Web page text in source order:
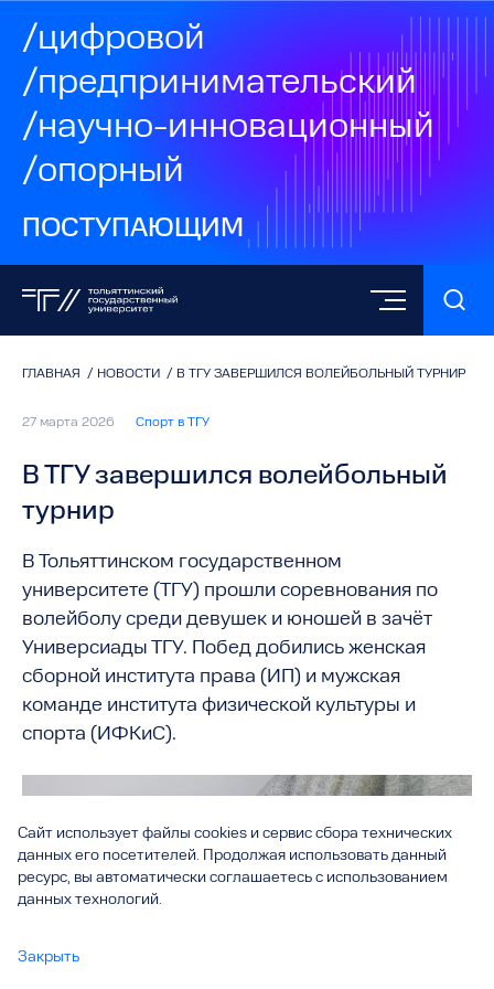
/цифровой
/предпринимательский
/научно-инновационный
/опорный
ПОСТУПАЮЩИМ
ГЛАВНАЯ / НОВОСТИ / В ТГУ ЗАВЕРШИЛСЯ ВОЛЕЙБОЛЬНЫЙ ТУРНИР
27 марта 2026 Спорт в ТГУ
В ТГУ завершился волейбольный
турнир
В Тольяттинском государственном
университете (ТГУ) прошли соревнования по
волейболу среди девушек и юношей в зачёт
Универсиады ТГУ. Побед добились женская
сборной института права (ИП) и мужская
команде института физической культуры и
спорта (ИФКиС).
Сайт использует файлы cookies и сервис сбора технических
данных его посетителей. Продолжая использовать данный
ресурс, вы автоматически соглашаетесь с использованием
данных технологий.
Закрыть